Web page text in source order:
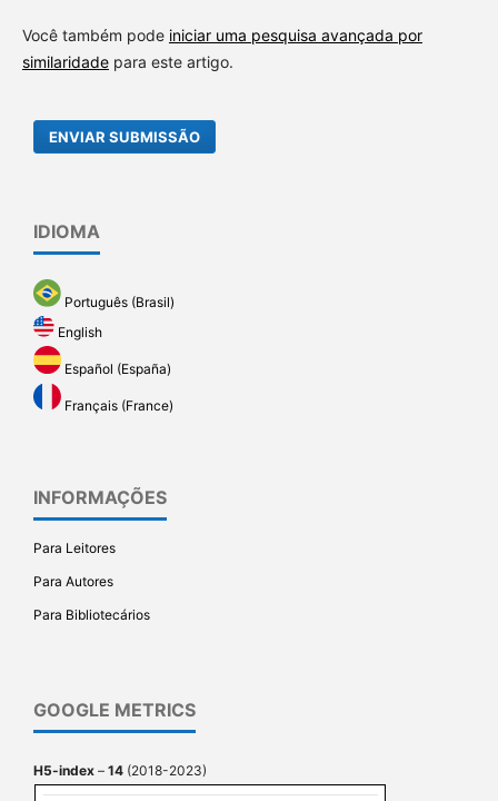
Você também pode iniciar uma pesquisa avançada por
similaridadepara este artigo.
ENVIAR SUBMISSÃO
IDIOMA
Português (Brasil)
English
Español (España)
Français (France)
INFORMAÇÕES
Para Leitores
Para Autores
Para Bibliotecários
GOOGLE METRICS
H5-index – 14 (2018-2023)